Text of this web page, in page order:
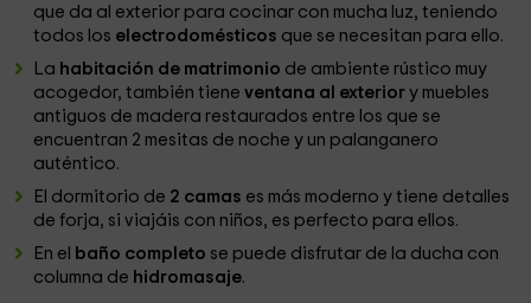
que da al exterior para cocinar con mucha luz, teniendo
todos los electrodomésticos que se necesitan para ello.
La habitación de matrimonio de ambiente rústico muy
acogedor, también tieneventana al exterior y muebles
antiguos de madera restaurados entre los que se
encuentran 2 mesitas de noche y un palanganero
auténtico.
El dormitorio de 2 camas es más moderno y tiene detalles
de forja, si viajáis con niños, es perfecto para ellos.
En el baño completo se puede disfrutar de la ducha con
columna de hidromasaje.